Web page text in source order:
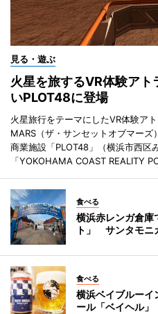
見る・遊ぶ
火星を旅するVR体験ア
いPLOT48に登場
火星旅行をテーマにしたVR体験ア
MARS（ザ・サンセットオブマー
商業施設「PLOT48」（横浜市西区
「YOKOHAMA COAST REALITY
食べる
横浜赤レンガ倉庫
ト」 サンタモニ
食べる
横浜ベイブルー
ール「ベイヘル」